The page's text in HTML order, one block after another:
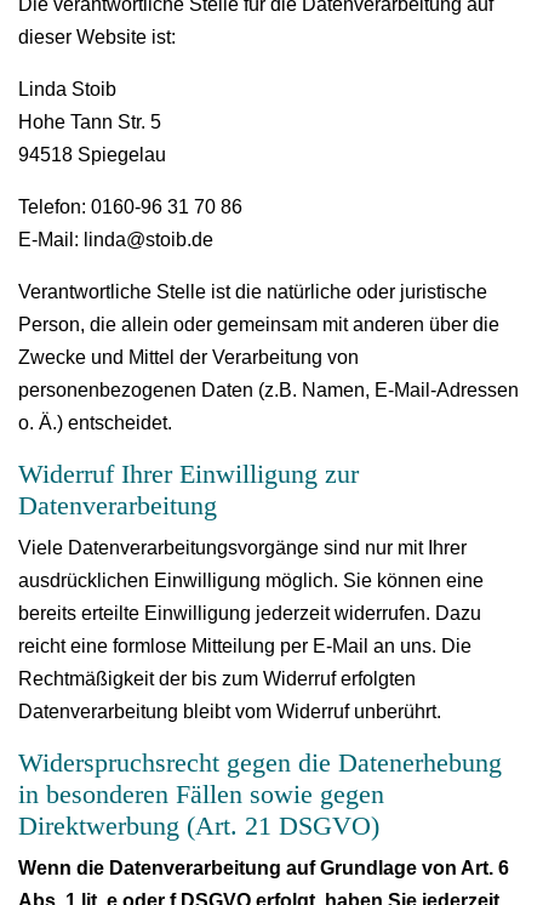
Die verantwortliche Stelle für die Datenverarbeitung auf
dieser Website ist:
Linda Stoib
Hohe Tann Str. 5
94518 Spiegelau
Telefon: 0160-96 31 70 86
E-Mail: linda@stoib.de
Verantwortliche Stelle ist die natürliche oder juristische
Person, die allein oder gemeinsam mit anderen über die
Zwecke und Mittel der Verarbeitung von
personenbezogenen Daten (z.B. Namen, E-Mail-Adressen
o. Ä.) entscheidet.
Widerruf Ihrer Einwilligung zur
Datenverarbeitung
Viele Datenverarbeitungsvorgänge sind nur mit Ihrer
ausdrücklichen Einwilligung möglich. Sie können eine
bereits erteilte Einwilligung jederzeit widerrufen. Dazu
reicht eine formlose Mitteilung per E-Mail an uns. Die
Rechtmäßigkeit der bis zum Widerruf erfolgten
Datenverarbeitung bleibt vom Widerruf unberührt.
Widerspruchsrecht gegen die Datenerhebung
in besonderen Fällen sowie gegen
Direktwerbung (Art. 21 DSGVO)
Wenn die Datenverarbeitung auf Grundlage von Art. 6
Abs. 1 lit. e oder f DSGVO erfolgt, haben Sie jederzeit